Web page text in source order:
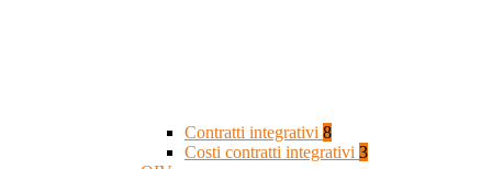
Contratti integrativi 8
Costi contratti integrativi 3